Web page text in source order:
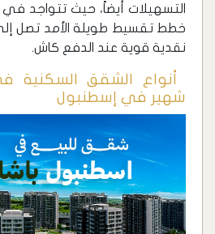
التسهيلات أيضاً، حيث تتواجد
نقدية قوية عند الدفع كاش.
أنواع الشقق السكنية
شهير في إسطنبول